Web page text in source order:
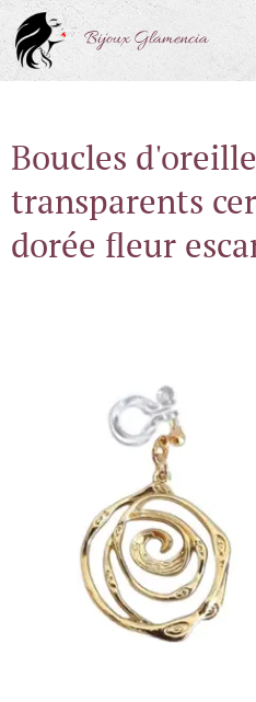
Bijoux Glamencia
Boucles
transparents
dorée fleur